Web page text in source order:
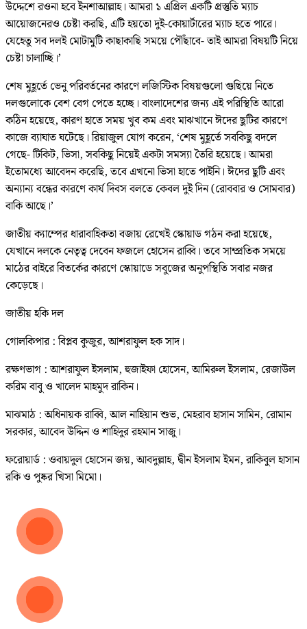
উদ্দেশে রওনা হবে ইনশাআল্লাহ। আমরা ১ এপ্রিল একটি প্রস্তুতি ম্যাচ
আয়োজনেরও চেষ্টা করছি, এটি হয়তো দুই-কোয়ার্টারের ম্যাচ হতে পারে।
যেহেতু সব দলই মোটামুটি কাছাকাছি সময়ে পৌঁছাবে- তাই আমরা বিষয়টি নিয়ে
চেষ্টা চালাচ্ছি।’
শেষ মুহূর্তে ভেনু পরিবর্তনের কারণে লজিস্টিক বিষয়গুলো গুছিয়ে নিতে
দলগুলোকে বেশ বেগ পেতে হচ্ছে। বাংলাদেশের জন্য এই পরিস্থিতি আরো
কঠিন হয়েছে, কারণ হাতে সময় খুব কম এবং মাঝখানে ঈদের ছুটির কারণে
কাজে ব্যাঘাত ঘটেছে। রিয়াজুল যোগ করেন, ‘শেষ মুহূর্তে সবকিছু বদলে
গেছে- টিকিট, ভিসা, সবকিছু নিয়েই একটা সমস্যা তৈরি হয়েছে। আমরা
ইতোমধ্যে আবেদন করেছি, তবে এখনো ভিসা হাতে পাইনি। ঈদের ছুটি এবং
অন্যান্য বন্ধের কারণে কার্য দিবস বলতে কেবল দুই দিন (রোববার ও সোমবার)
বাকি আছে।’
জাতীয় ক্যাম্পের ধারাবাহিকতা বজায় রেখেই স্কোয়াড গঠন করা হয়েছে,
যেখানে দলকে নেতৃত্ব দেবেন ফজলে হোসেন রাব্বি। তবে সাম্প্রতিক সময়ে
মাঠের বাইরে বিতর্কের কারণে স্কোয়াডে সবুজের অনুপস্থিতি সবার নজর
কেড়েছে।
জাতীয় হকি দল
গোলকিপার : বিপ্লব কুজুর, আশরাফুল হক সাদ।
রক্ষণভাগ : আশরাফুল ইসলাম, হুজাইফা হোসেন, আমিরুল ইসলাম, রেজাউল
করিম বাবু ও খালেদ মাহমুদ রাকিন।
মাঝমাঠ : অধিনায়ক রাব্বি, আল নাহিয়ান শুভ, মেহরাব হাসান সামিন, রোমান
সরকার, আবেদ উদ্দিন ও শাহিদুর রহমান সাজু।
ফরোয়ার্ড : ওবায়দুল হোসেন জয়, আবদুল্লাহ, দ্বীন ইসলাম ইমন, রাকিবুল হাসান
রকি ও পুষ্কর খিসা মিমো।